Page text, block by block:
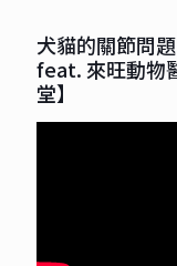
犬貓的關節問
feat. 來旺動物
堂】